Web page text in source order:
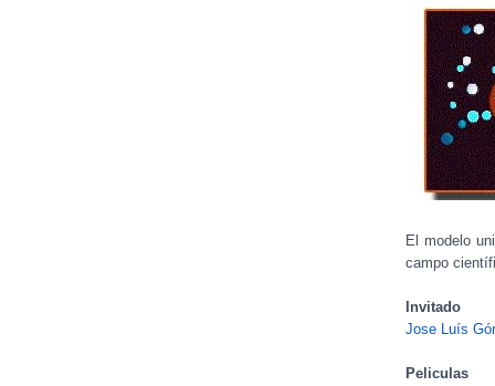
El modelo
campo
Invitado
Jose Luís
Peliculas